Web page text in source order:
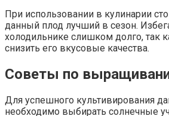
При использовании в кулинарии
данный плод лучший в сезон.
холодильнике слишком долго, так
снизить его вкусовые качества.
Советы по
Для успешного культивирования
необходимо выбирать солнечные